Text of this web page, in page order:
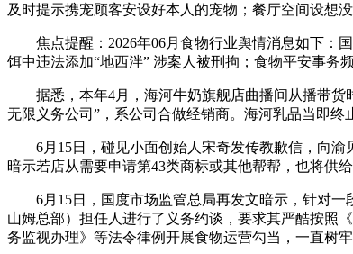
及时提示携宠顾客安设好本人的宠物；餐厅空间设想
焦点提醒：2026年06月食物行业舆情消息如下：国
饵中违法添加“地西泮” 涉案人被刑拘；食物平安事务
据悉，本年4月，海河牛奶旗舰店曲播间从播带货
无限义务公司”，系公司合做经销商。海河乳品当即
6月15日，碰见小面创始人宋奇发传教歉信，向渝
暗示若店从需要申请第43类商标或其他帮帮，也将供给
6月15日，国度市场监管总局再发文暗示，针对一
山姆总部）担任人进行了义务约谈，要求其严酷按照
务监视办理》等法令律例开展食物运营勾当，一直树